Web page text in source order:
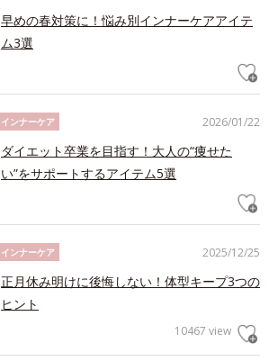
早めの春対策に！悩み別インナーケアアイテ
ム3選
2026/01/22
インナーケア
ダイエット卒業を目指す！大人の“痩せた
い”をサポートするアイテム5選
2025/12/25
インナーケア
正月休み明けに後悔しない！体型キープ3つの
ヒント
10467 view